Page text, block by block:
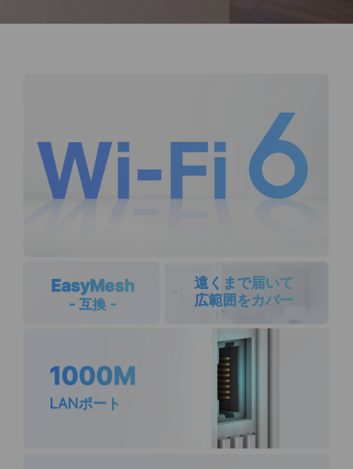
EasyMesh
- 互換 -
遠くまで届いて
広範囲をカバー
1000M
LANポート